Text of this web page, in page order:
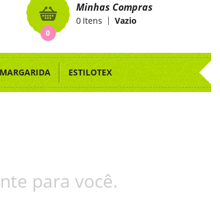
0
Minhas Compras
Itens
0 Vazio
ESTILOTEX
para você.